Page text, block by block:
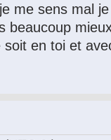
me sens mal
beaucoup
en toi et